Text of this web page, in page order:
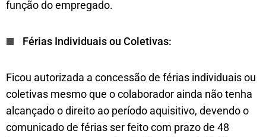
função do empregado.
Férias Individuais ou Coletivas:
Ficou autorizada a concessão de férias individuais ou
coletivas mesmo que o colaborador ainda não tenha
alcançado o direito ao período aquisitivo, devendo o
comunicado de férias ser feito com prazo de 48